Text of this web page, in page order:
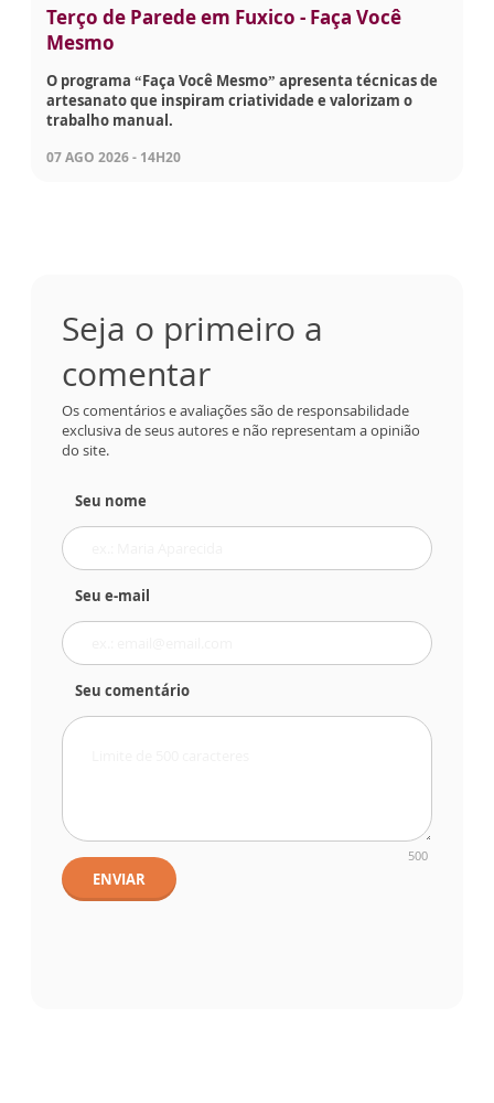
Terço de Parede em Fuxico - Faça Você
Mesmo
O programa “Faça Você Mesmo” apresenta técnicas de
artesanato que inspiram criatividade e valorizam o
trabalho manual.
07 AGO 2026 - 14H20
Seja o primeiro a
comentar
Os comentários e avaliações são de responsabilidade
exclusiva de seus autores e não representam a opinião
do site.
Seu nome
Seu e-mail
Seu comentário
500
ENVIAR